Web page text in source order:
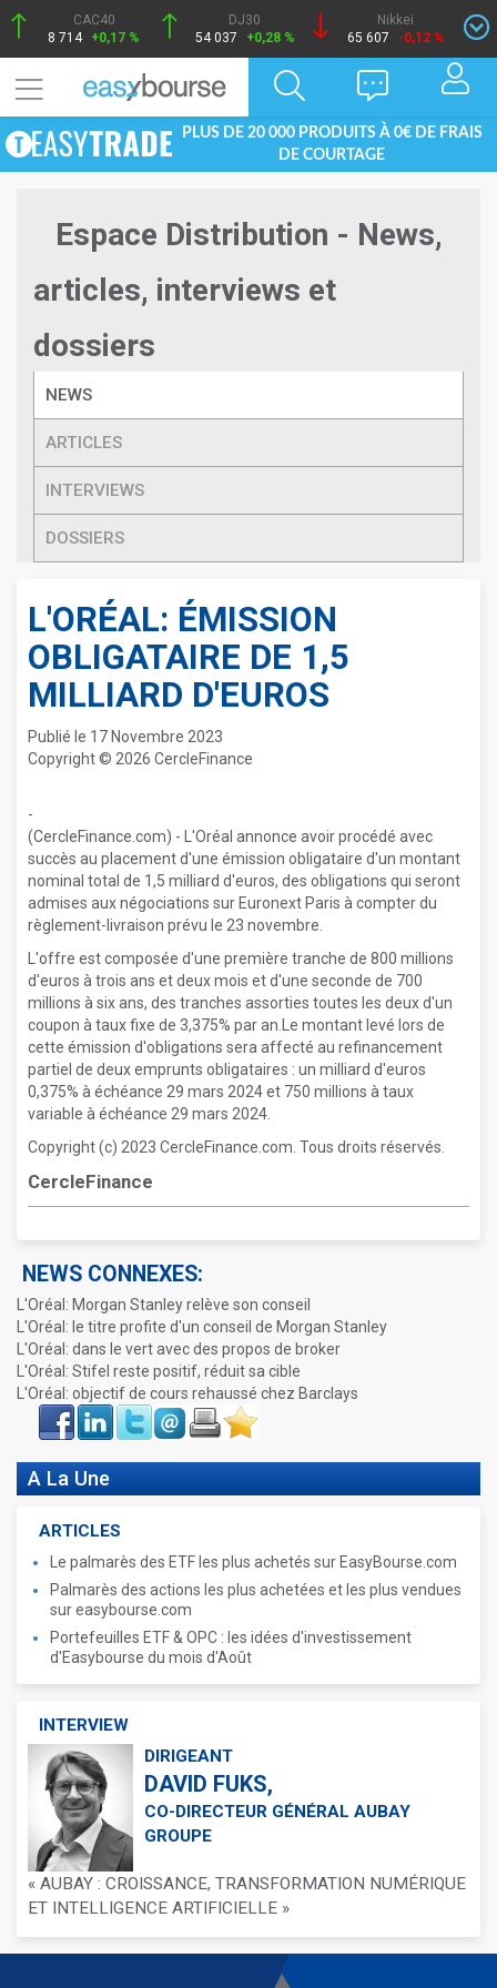
CAC40
8 714 +0,17 %
DJ30
54 037
+0,28 %
Nikkei
65 607
-0,12 %
PLUS DE 20 000 PRODUITS À 0€ DE FRAIS
DE COURTAGE
Espace Distribution - News,
articles, interviews et
dossiers
NEWS
ARTICLES
INTERVIEWS
DOSSIERS
L'ORÉAL: ÉMISSION
OBLIGATAIRE DE 1,5
MILLIARD D'EUROS
Publié le 17 Novembre 2023
Copyright © 2026 CercleFinance
-
(CercleFinance.com) - L'Oréal annonce avoir procédé avec
succès au placement d'une émission obligataire d'un montant
nominal total de 1,5 milliard d'euros, des obligations qui seront
admises aux négociations sur Euronext Paris à compter du
règlement-livraison prévu le 23 novembre.
L'offre est composée d'une première tranche de 800 millions
d'euros à trois ans et deux mois et d'une seconde de 700
millions à six ans, des tranches assorties toutes les deux d'un
coupon à taux fixe de 3,375% par an.Le montant levé lors de
cette émission d'obligations sera affecté au refinancement
partiel de deux emprunts obligataires : un milliard d'euros
0,375% à échéance 29 mars 2024 et 750 millions à taux
variable à échéance 29 mars 2024.
Copyright (c) 2023 CercleFinance.com. Tous droits réservés.
CercleFinance
NEWS CONNEXES:
L'Oréal: Morgan Stanley relève son conseil
L'Oréal: le titre profite d'un conseil de Morgan Stanley
L'Oréal: dans le vert avec des propos de broker
L'Oréal: Stifel reste positif, réduit sa cible
L'Oréal: objectif de cours rehaussé chez Barclays
Face
book
LinkIn Twitter Envoyer ImprimerFavoris
A La Une
ARTICLES
Le palmarès des ETF les plus achetés sur EasyBourse.com
Palmarès des actions les plus achetées et les plus vendues
sur easybourse.com
Portefeuilles ETF & OPC : les idées d'investissement
d'Easybourse du mois d'Août
INTERVIEW
DIRIGEANT
DAVID FUKS,
CO-DIRECTEUR GÉNÉRAL AUBAY
GROUPE
« AUBAY : CROISSANCE, TRANSFORMATION NUMÉRIQUE
ET INTELLIGENCE ARTIFICIELLE »